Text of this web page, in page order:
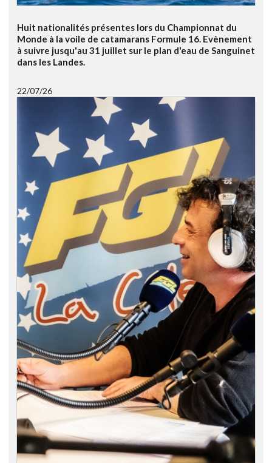
Huit nationalités présentes lors du Championnat du
Monde à la voile de catamarans Formule 16. Evènement
à suivre jusqu'au 31 juillet sur le plan d'eau de Sanguinet
dans les Landes.
22/07/26